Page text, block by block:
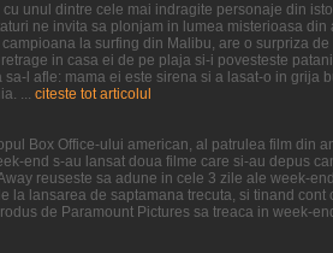
unul dintre cele mai indragite personaje din
ne invita sa plonjam in lumea misterioasa din
la surfing din Malibu, are o surpriza
in casa ei de pe plaja si-i povesteste
l afle: mama ei este sirena si a lasat-o in grija
... citeste tot articolul
Box Office-ului american, al patrulea film din
end s-au lansat doua filme care si-au depus
reuseste sa adune in cele 3 zile ale week-
la lansarea de saptamana trecuta, si tinand
de Paramount Pictures sa treaca in week-